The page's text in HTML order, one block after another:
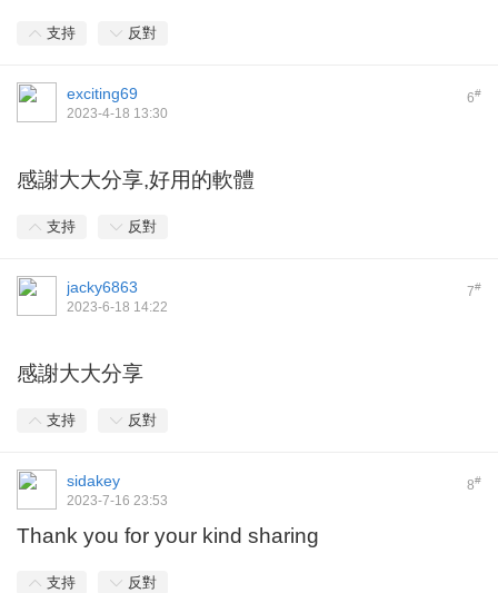
支持 反對
6#
exciting69
2023-4-18 13:30
感謝大大分享,好用的軟體
支持 反對
7#
jacky6863
2023-6-18 14:22
感謝大大分享
支持 反對
8#
sidakey
2023-7-16 23:53
Thank you for your kind sharing
支持 反對